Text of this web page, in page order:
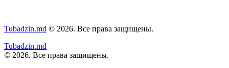
Tubadzin.md © 2026. Все права защищены.
Tubadzin.md
© 2026. Все права защищены.